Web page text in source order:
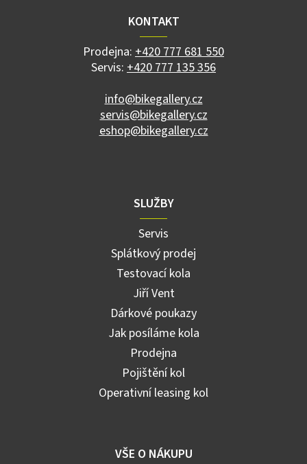
KONTAKT
Prodejna: +420 777 681 550
Servis: +420 777 135 356
info@bikegallery.cz
servis@bikegallery.cz
eshop@bikegallery.cz
SLUŽBY
Servis
Splátkový prodej
Testovací kola
Jiří Vent
Dárkové poukazy
Jak posíláme kola
Prodejna
Pojištění kol
Operativní leasing kol
VŠE O NÁKUPU